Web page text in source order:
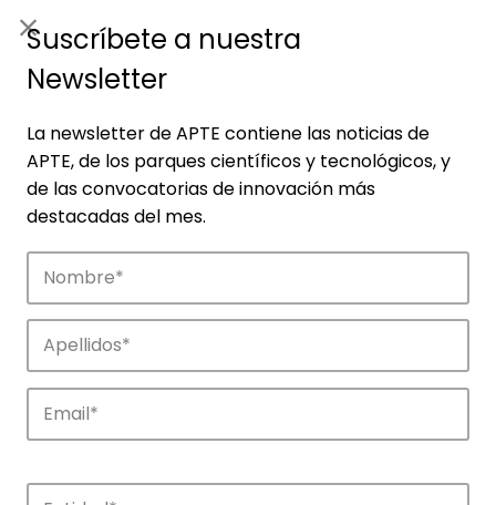
Empresas
Descubre las empresas que impulsan la
innovación en los parques de APTE.
Suscríbete a nuestra
Newsletter
La newsletter de APTE contiene las noticias de
APTE, de los parques científicos y tecnológicos, y
de las convocatorias de innovación más
destacadas del mes.